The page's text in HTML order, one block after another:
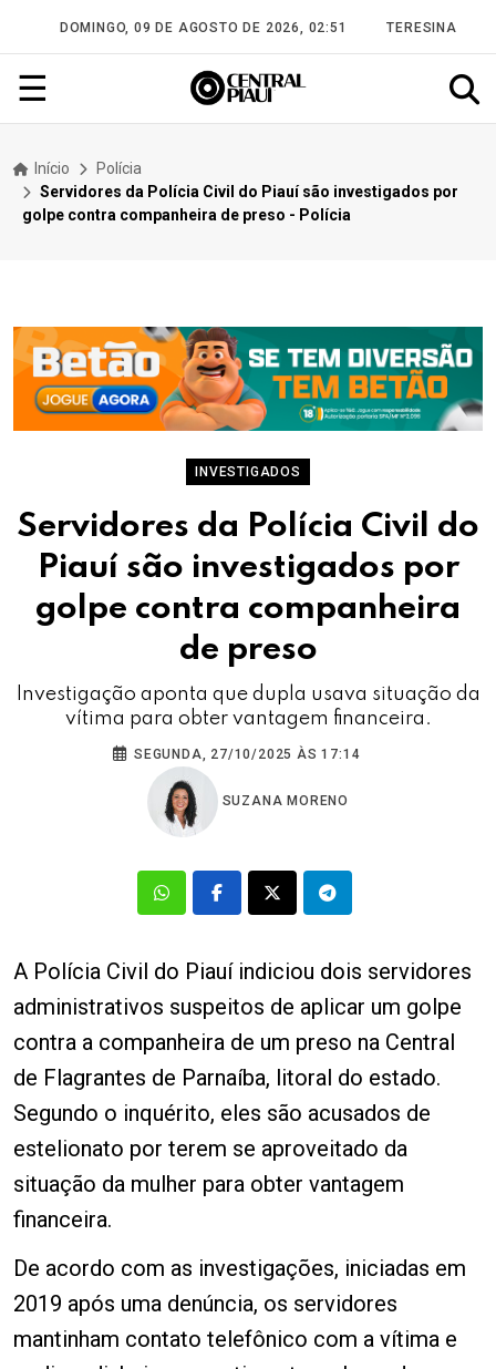
DOMINGO, 09 DE AGOSTO DE 2026, 02:51 TERESINA
☰
Início
Polícia
Servidores da Polícia Civil do Piauí são investigados por
golpe contra companheira de preso - Polícia
INVESTIGADOS
Servidores da Polícia Civil do
Piauí são investigados por
golpe contra companheira
de preso
Investigação aponta que dupla usava situação da
vítima para obter vantagem financeira.
SEGUNDA, 27/10/2025 ÀS 17:14
SUZANA MORENO
A Polícia Civil do Piauí indiciou dois servidores
administrativos suspeitos de aplicar um golpe
contra a companheira de um preso na Central
de Flagrantes de Parnaíba, litoral do estado.
Segundo o inquérito, eles são acusados de
estelionato por terem se aproveitado da
situação da mulher para obter vantagem
financeira.
De acordo com as investigações, iniciadas em
2019 após uma denúncia, os servidores
mantinham contato telefônico com a vítima e